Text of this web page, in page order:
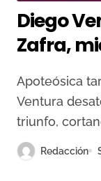
Diego
Zafra,
triunfan
Apoteósica tarde en Zafra donde Diego
Ventura
triunfo,
Redacción